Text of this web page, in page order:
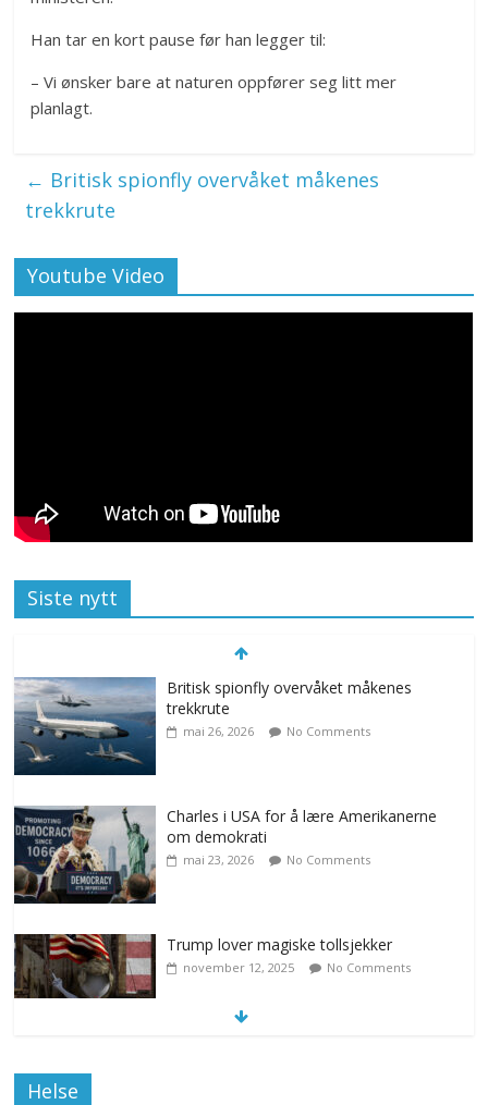
Han tar en kort pause før han legger til:
– Vi ønsker bare at naturen oppfører seg litt mer
planlagt.
← Britisk spionfly overvåket måkenes
trekkrute
Youtube Video
Siste nytt
Britisk spionfly overvåket måkenes
trekkrute
mai 26, 2026 No Comments
Charles i USA for å lære Amerikanerne
om demokrati
mai 23, 2026 No Comments
Trump lover magiske tollsjekker
november 12, 2025 No Comments
Helse